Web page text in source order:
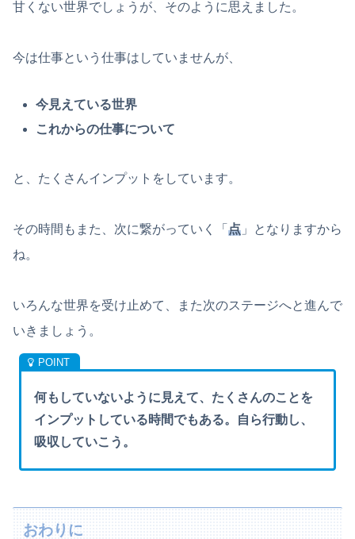
甘くない世界でしょうが、そのように思えました。
今は仕事という仕事はしていませんが、
今見えている世界
これからの仕事について
と、たくさんインプットをしています。
その時間もまた、次に繋がっていく「 点 」となりますから
ね。
いろんな世界を受け止めて、また次のステージへと進んで
いきましょう。
何もしていないように見えて、たくさんのことを
インプットしている時間でもある。自ら行動し、
吸収していこう。
おわりに